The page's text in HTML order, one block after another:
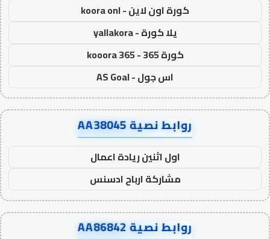
كورة اون لاين - koora onl
يلا كورة - yallakora
كورة 365 - kooora 365
اس جول - AS Goal
روابط نصية AA38045
اول اثنين ريادة اعمال
مشاركة ارباح ادسنس
روابط نصية AA86842